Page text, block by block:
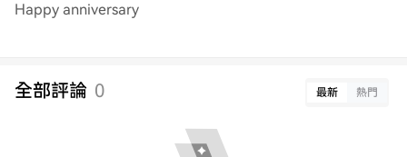
Happy anniversary
全部評論 0 最新 熱門